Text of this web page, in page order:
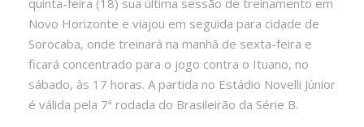
Novo Horizonte e viajou em seguida para cidade de
Sorocaba, onde treinará na manhã de sexta-feira e
ficará concentrado para o jogo contra o Ituano, no
sábado, às 17 horas. A partida no Estádio Novelli Júnior
é válida pela 7ª rodada do Brasileirão da Série B.